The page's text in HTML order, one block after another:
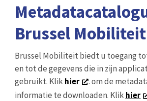
Brussel Mobiliteit
Brussel Mobiliteit biedt u toegang
en tot de gegevens die in zijn
gebruikt. Klikhier
. om de
informatie te downloaden. Klikhier